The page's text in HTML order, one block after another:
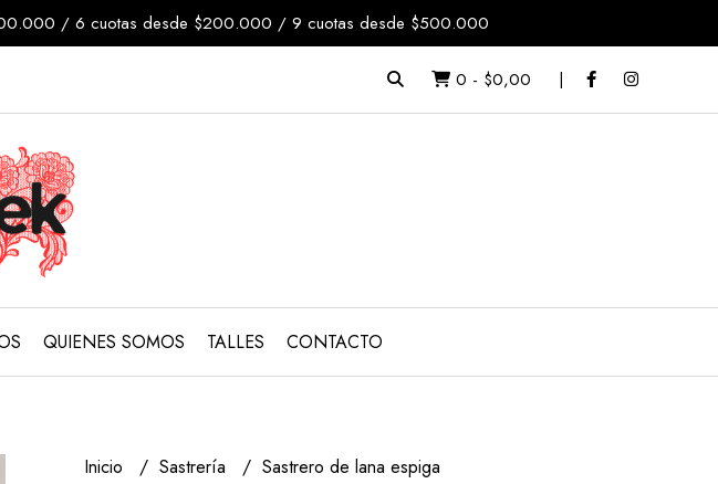
/ 6 cuotas desde $200.000 / 9 cuotas desde $500.000
0 - $0,00
QUIENES SOMOS TALLES CONTACTO
Inicio Sastrería Sastrero de lana espiga